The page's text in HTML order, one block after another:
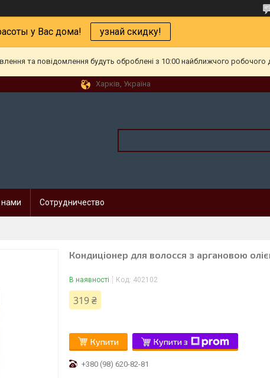
у Вас дома! узнай скидку!
та повідомлення будуть оброблені з 10:00 найближчого робочого
Харків, Україна
нами Сотрудничество
Кондиціонер для волосся з аргановою
В наявності Код: 402102
319 ₴
Купити Купити з
+380 (98) 620-82-81